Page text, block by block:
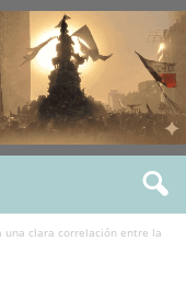
una clara correlación entre la